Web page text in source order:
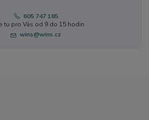
605 747 185
tu pro Vás od 9 do 15 hodin
wins@wins.cz